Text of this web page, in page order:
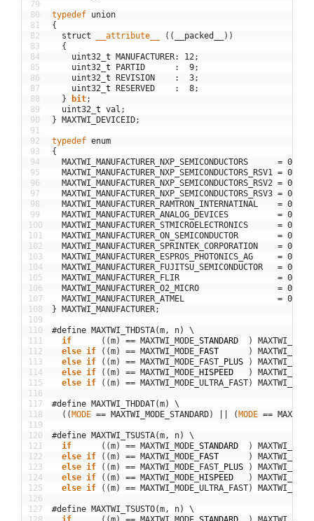
79
80
81
82
83
84
85
86
87
88
89
90
91
92
93
94
95
96
97
98
99
100
101
102
103
104
105
106
107
108
109
110
111
112
113
114
115
116
117
118
119
120
121
122
123
124
125
126
127
typedef union
{
struct
__attribute__ ( ( __packed__ ) )
{
uint32 t MANUFACTURER: 12;
uint32 t PARTID : 9;
uint32 t REVISION : 3;
uint32 t RESERVED : 8;
}
bit;
uint32 t val ;
}
MAXTWI_DEVICEID;
typedef enum
{
MAXTWI_MANUFACTURER_NXP_SEMICONDUCTORS
=
MAXTWI_MANUFACTURER_NXP_SEMICONDUCTORS_RSV1 =
MAXTWI_MANUFACTURER_NXP_SEMICONDUCTORS_RSV2 =
MAXTWI_MANUFACTURER_NXP_SEMICONDUCTORS_RSV3 =
MAXTWI_MANUFACTURER_RAMTRON_INTERNATINAL
=
MAXTWI_MANUFACTURER_ANALOG_DEVICES
=
MAXTWI_MANUFACTURER_STMICROELECTRONICS
=
MAXTWI_MANUFACTURER_ON_SEMICONDUCTOR
=
MAXTWI_MANUFACTURER_SPRINTEK_CORPORATION
=
MAXTWI_MANUFACTURER_ESPROS_PHOTONICS_AG
=
MAXTWI_MANUFACTURER_FUJITSU_SEMICONDUCTOR
=
MAXTWI_MANUFACTURER_FLIR
=
MAXTWI_MANUFACTURER_O2_MICRO
=
MAXTWI_MANUFACTURER_ATMEL
=
}
MAXTWI_MANUFACTURER;
#define MAXTWI_THDSTA(m, n) \
if
( (m) == MAXTWI_MODE STANDARD )
else if ( (m) == MAXTWI_MODE FAST )
else if ( (m) == MAXTWI_MODE_FAST PLUS )
else if ( (m) == MAXTWI_MODE HISPEED )
else if ( (m) == MAXTWI_MODE_ULTRA_FAST)
#define MAXTWI_THDDAT(m) \
( ( MODE == MAXTWI_MODE_STANDARD) ( MODE ==
#define MAXTWI_TSUSTA(m, n) \
if
( (m) == MAXTWI_MODE STANDARD )
else if ( (m) == MAXTWI_MODE FAST )
else if ( (m) == MAXTWI_MODE_FAST PLUS )
else if ( (m) == MAXTWI_MODE HISPEED )
else if ( (m) == MAXTWI_MODE_ULTRA_FAST)
#define MAXTWI_TSUSTO(m, n) \